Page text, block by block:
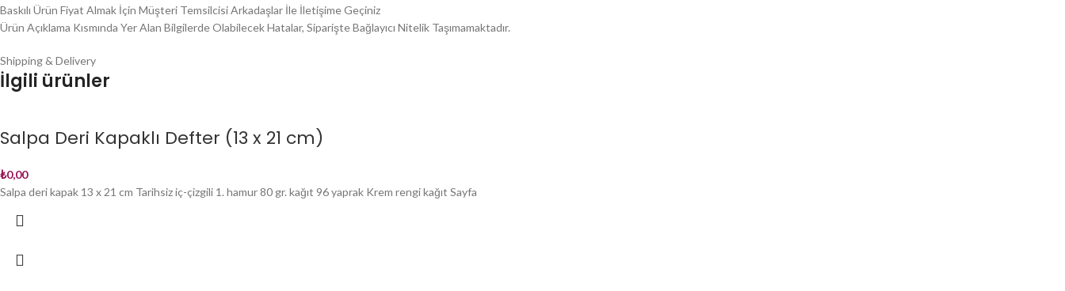
Baskılı Ürün Fiyat Almak İçin Müşteri Temsilcisi Arkadaşlar İle İletişime Geçiniz
Ürün Açıklama Kısmında Yer Alan Bilgilerde Olabilecek Hatalar, Siparişte Bağlayıcı Nitelik Taşımamaktadır.
Shipping & Delivery
İlgili ürünler
Salpa Deri Kapaklı Defter (13 x 21 cm)
₺0,00
Salpa deri kapak 13 x 21 cm Tarihsiz iç-çizgili 1. hamur 80 gr. kağıt 96 yaprak Krem rengi kağıt Sayfa